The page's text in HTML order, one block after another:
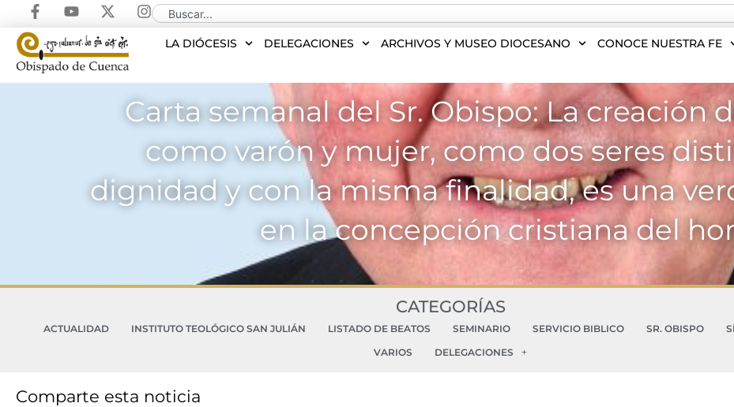
LA DIÓCESIS DELEGACIONES ARCHIVOS Y MUSEO DIOCESANO CONOCE NUESTRA FE
Carta semanal del Sr. Obispo: La creación
como varón y mujer, como dos seres
dignidad y con la misma finalidad, es una
en la concepción cristiana del
CATEGORÍAS
ACTUALIDAD INSTITUTO TEOLÓGICO SAN JULIÁN LISTADO DE BEATOS SEMINARIO SERVICIO BIBLICO SR. OBISPO
VARIOS
DELEGACIONES
Comparte esta noticia